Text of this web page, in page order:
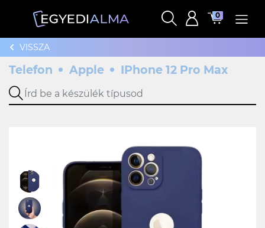
0
VISSZA
Telefon Apple IPhone 12 Pro Max